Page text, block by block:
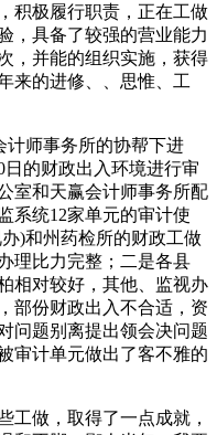
积极履行职责，正在工做
，具备了较强的营业能力
，并能的组织实施，获得
来的进修、、思惟、工
师事务所的协帮下进
日的财政出入环境进行审
室和天赢会计师事务所配
系统12家单元的审计使
)和州药检所的财政工做
理比力完整；二是各县
相对较好，其他、监视办
部份财政出入不合适，资
问题别离提出领会决问题
审计单元做出了客不雅的
做，取得了一点成就，